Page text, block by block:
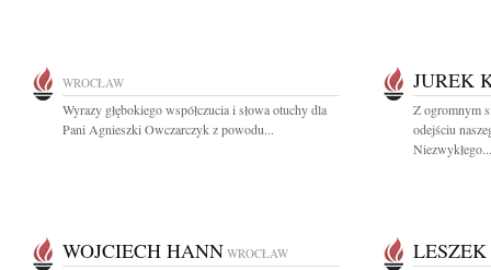
WROCŁAW
Wyrazy głębokiego współczucia i słowa otuchy dla
Pani Agnieszki Owczarczyk z powodu...
JUREK
Z ogromnym
odejściu
Niezwykłego...
WOJCIECH HANN WROCŁAW